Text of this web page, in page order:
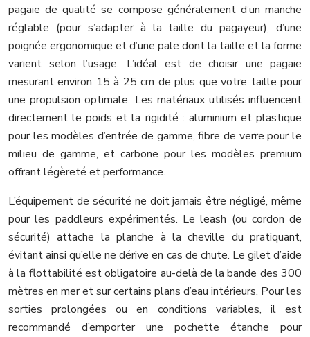
pagaie de qualité se compose généralement d’un manche
réglable (pour s’adapter à la taille du pagayeur), d’une
poignée ergonomique et d’une pale dont la taille et la forme
varient selon l’usage. L’idéal est de choisir une pagaie
mesurant environ 15 à 25 cm de plus que votre taille pour
une propulsion optimale. Les matériaux utilisés influencent
directement le poids et la rigidité : aluminium et plastique
pour les modèles d’entrée de gamme, fibre de verre pour le
milieu de gamme, et carbone pour les modèles premium
offrant légèreté et performance.
L’équipement de sécurité ne doit jamais être négligé, même
pour les paddleurs expérimentés. Le leash (ou cordon de
sécurité) attache la planche à la cheville du pratiquant,
évitant ainsi qu’elle ne dérive en cas de chute. Le gilet d’aide
à la flottabilité est obligatoire au-delà de la bande des 300
mètres en mer et sur certains plans d’eau intérieurs. Pour les
sorties prolongées ou en conditions variables, il est
recommandé d’emporter une pochette étanche pour